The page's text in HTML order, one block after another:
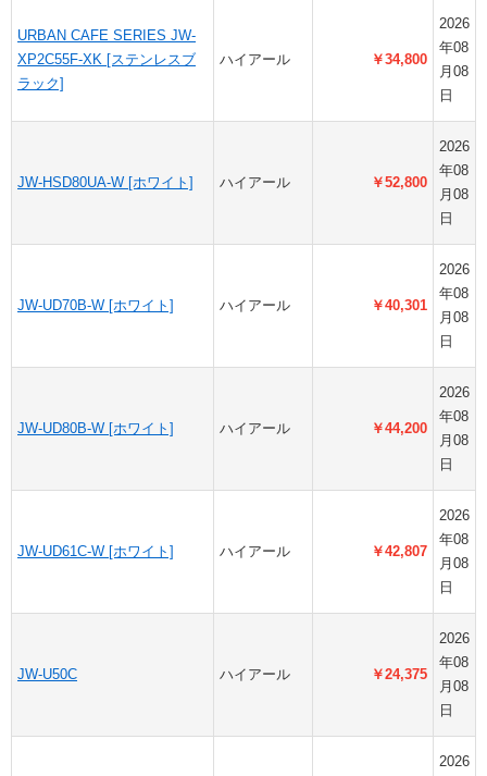
URBAN CAFE SERIES JW-
XP2C55F-XK [ステンレスブ
ラック]
ハイアール ￥34,800
2026
年08
月08
日
JW-HSD80UA-W [ホワイト] ハイアール ￥52,800
2026
年08
月08
日
JW-UD70B-W [ホワイト] ハイアール ￥40,301
2026
年08
月08
日
JW-UD80B-W [ホワイト] ハイアール ￥44,200
2026
年08
月08
日
JW-UD61C-W [ホワイト] ハイアール ￥42,807
2026
年08
月08
日
JW-U50C ハイアール ￥24,375
2026
年08
月08
日
2026